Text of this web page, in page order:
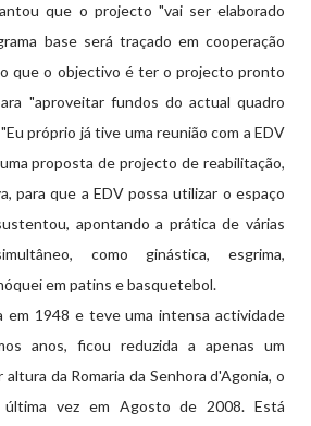
que o projecto "vai ser elaborado
base será traçado em cooperação
que o objectivo é ter o projecto pronto
"aproveitar fundos do actual quadro
próprio já tive uma reunião com a EDV
proposta de projecto de reabilitação,
para que a EDV possa utilizar o espaço
apontando a prática de várias
como ginástica, esgrima,
em patins e basquetebol.
em 1948 e teve uma intensa actividade
anos, ficou reduzida a apenas um
da Romaria da Senhora d'Agonia, o
vez em Agosto de 2008. Está